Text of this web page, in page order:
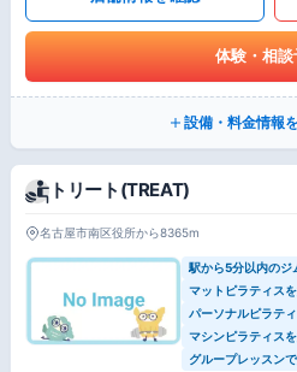
体験・相談
設備・料金情報
トリート(TREAT)
名古屋市南区役所から8365m
駅から5分以内のジ
マットピラティス
パーソナルピラテ
マシンピラティス
グループレッスン